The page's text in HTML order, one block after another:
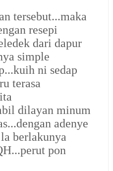
tersebut...maka
resepi
dari dapur
simple
ni sedap
terasa
dilayan minum
adenye
berlakunya
pon